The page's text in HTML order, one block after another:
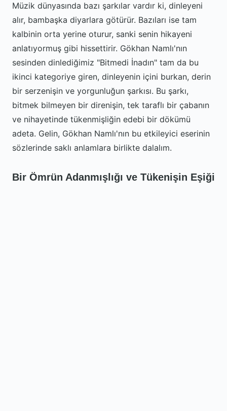
Müzik dünyasında bazı şarkılar vardır ki, dinleyeni
alır, bambaşka diyarlara götürür. Bazıları ise tam
kalbinin orta yerine oturur, sanki senin hikayeni
anlatıyormuş gibi hissettirir. Gökhan Namlı'nın
sesinden dinlediğimiz "Bitmedi İnadın" tam da bu
ikinci kategoriye giren, dinleyenin içini burkan, derin
bir serzenişin ve yorgunluğun şarkısı. Bu şarkı,
bitmek bilmeyen bir direnişin, tek taraflı bir çabanın
ve nihayetinde tükenmişliğin edebi bir dökümü
adeta. Gelin, Gökhan Namlı'nın bu etkileyici eserinin
sözlerinde saklı anlamlara birlikte dalalım.
Bir Ömrün Adanmışlığı ve Tükenişin Eşiği